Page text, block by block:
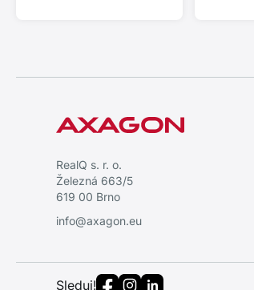
RealQ s. r. o.
Železná 663/5
619 00 Brno
info@axagon.eu
Sleduj!